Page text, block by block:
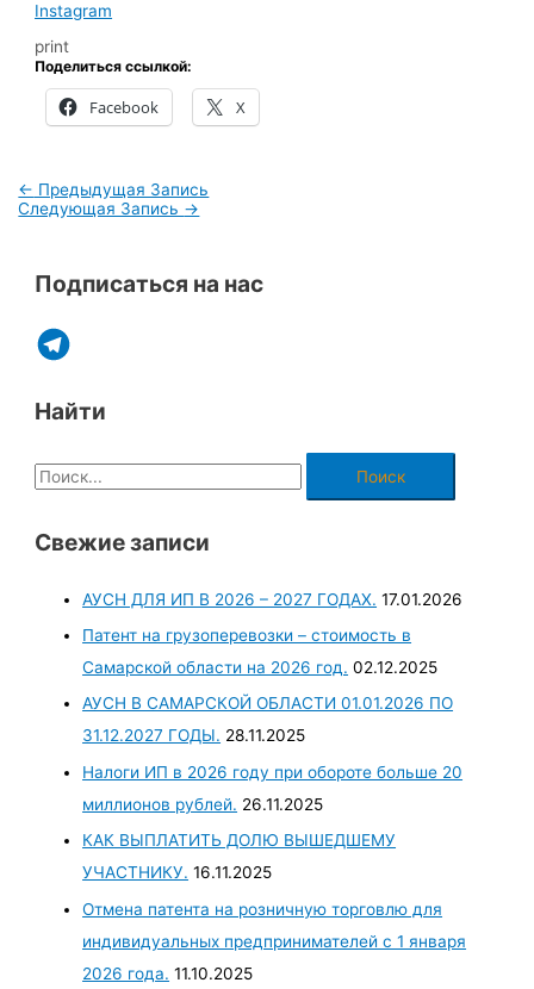
Instagram
print
Поделиться ссылкой:
Facebook X
← Предыдущая Запись
Следующая Запись →
Подписаться на нас
Найти
Свежие записи
АУСН ДЛЯ ИП В 2026 – 2027 ГОДАХ. 17.01.2026
Патент на грузоперевозки – стоимость в
Самарской области на 2026 год. 02.12.2025
АУСН В САМАРСКОЙ ОБЛАСТИ 01.01.2026 ПО
31.12.2027 ГОДЫ. 28.11.2025
Налоги ИП в 2026 году при обороте больше 20
миллионов рублей. 26.11.2025
КАК ВЫПЛАТИТЬ ДОЛЮ ВЫШЕДШЕМУ
УЧАСТНИКУ. 16.11.2025
Отмена патента на розничную торговлю для
индивидуальных предпринимателей с 1 января
2026 года. 11.10.2025